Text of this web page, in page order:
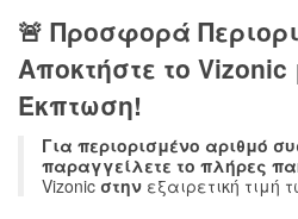
🚨 Προσφορά
Αποκτήστε το Vizonic
Έκπτωση!
Για περιορισμένο αριθμό
παραγγείλετε το πλήρες
Vizonic στην εξαιρετική τιμή